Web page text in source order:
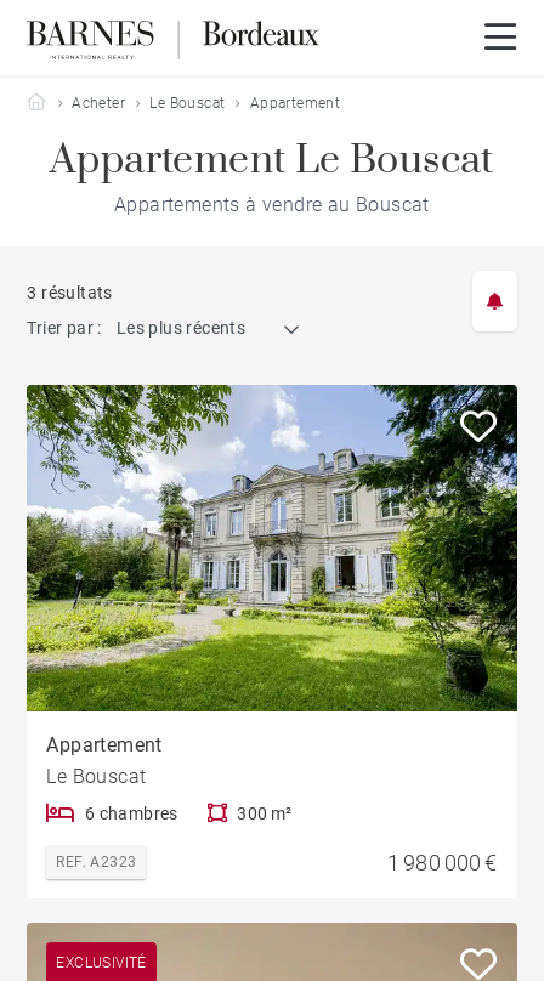
Barnes Bordeaux
Acheter Le Bouscat Appartement
Appartement Le Bouscat
Appartements à vendre au Bouscat
3 résultats
Trier par :
Les plus récents
Appartement
Le Bouscat
6 chambres 300 m²
REF. A2323 1 980 000 €
EXCLUSIVITÉ